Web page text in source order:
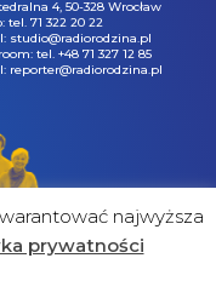
4, 50-328 Wrocław
tel. 71 322 20 22
studio@radiorodzina.pl
tel. +48 71 327 12 85
reporter@radiorodzina.pl
najwyższa
prywatności